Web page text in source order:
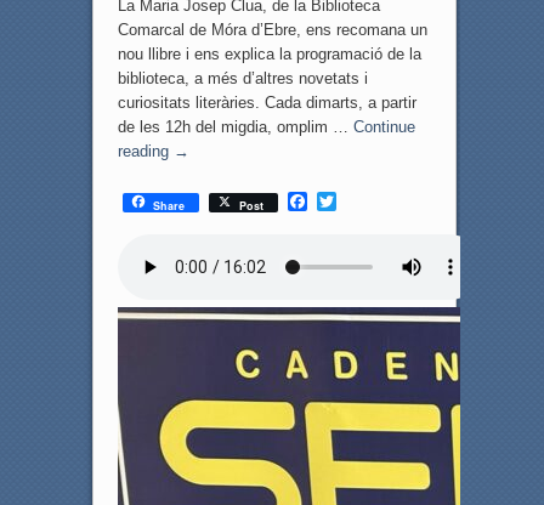
La Maria Josep Clua, de la Biblioteca
Comarcal de Móra d’Ebre, ens recomana un
nou llibre i ens explica la programació de la
biblioteca, a més d’altres novetats i
curiositats literàries. Cada dimarts, a partir
de les 12h del migdia, omplim … Continue
reading →
Share Post
F
o
T
r